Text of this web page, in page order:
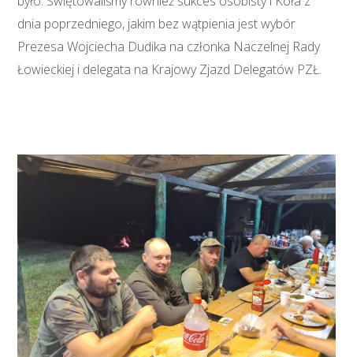
dnia poprzedniego, jakim bez wątpienia jest wybór
Prezesa Wojciecha Dudika na członka Naczelnej Rady
Łowieckiej i delegata na Krajowy Zjazd Delegatów PZŁ.